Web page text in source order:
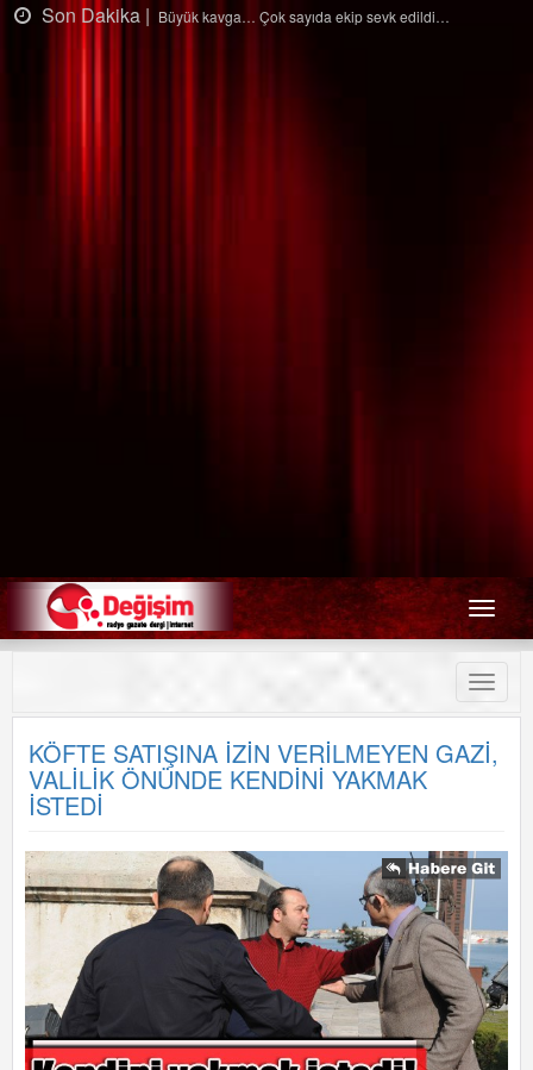
Son Dakika | Ağaçtan düştü…
Menü
Toggle
KÖFTE SATIŞINA İZİN VERİLMEYEN GAZİ,
VALİLİK ÖNÜNDE KENDİNİ YAKMAK
İSTEDİ